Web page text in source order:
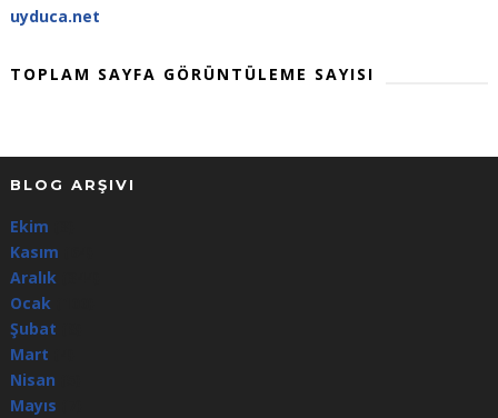
uyduca.net
TOPLAM SAYFA GÖRÜNTÜLEME SAYISI
BLOG ARŞIVI
Ekim
Kasım
Aralık(344)
Ocak(100)
Şubat
Mart
Nisan
Mayıs